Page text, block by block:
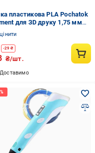
пластикова PLA Pochatok
для ЗD друку 1,75 мм
кг Сірий (13011)
-29 ₴
₴/шт.
Доставимо